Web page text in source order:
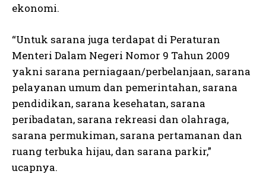
ekonomi.
“Untuk sarana juga terdapat di Peraturan
Menteri Dalam Negeri Nomor 9 Tahun 2009
yakni sarana perniagaan/perbelanjaan, sarana
pelayanan umum dan pemerintahan, sarana
pendidikan, sarana kesehatan, sarana
peribadatan, sarana rekreasi dan olahraga,
sarana permukiman, sarana pertamanan dan
ruang terbuka hijau, dan sarana parkir,”
ucapnya.